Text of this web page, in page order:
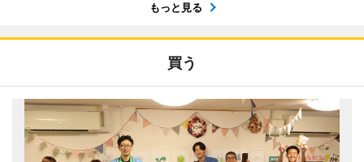
もっと見る
買う